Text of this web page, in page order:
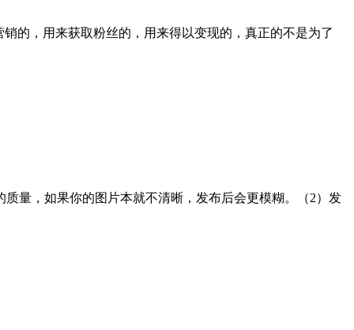
的，用来获取粉丝的，用来得以变现的，真正的不是为了
量，如果你的图片本就不清晰，发布后会更模糊。（2）发